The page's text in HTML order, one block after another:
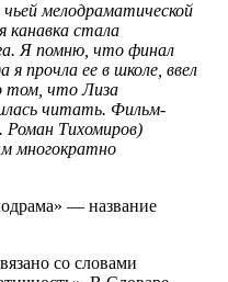
мелодраматической
канавка стала
Я помню, что финал
я прочла ее в школе, ввел
том, что Лиза
читать. Фильм-
Роман Тихомиров)
многократно
— название
со словами